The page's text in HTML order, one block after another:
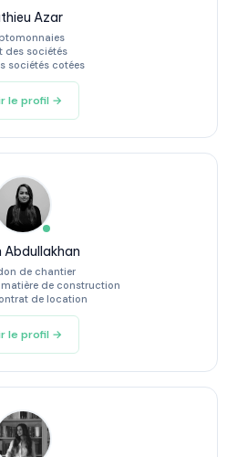
Azar
des sociétés
sociétés cotées
le profil →
Abdullakhan
de chantier
de construction
de location
le profil →